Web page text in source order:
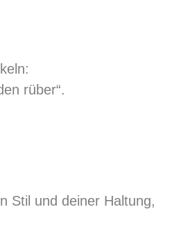
rüber“.
Stil und deiner Haltung,